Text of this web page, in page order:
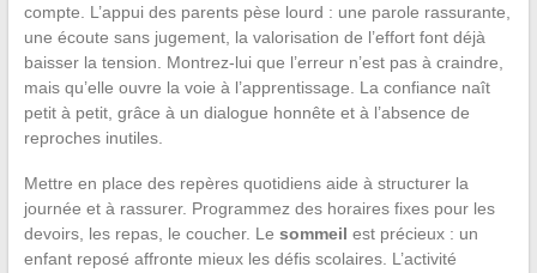
compte. L’appui des parents pèse lourd : une parole rassurante,
une écoute sans jugement, la valorisation de l’effort font déjà
baisser la tension. Montrez-lui que l’erreur n’est pas à craindre,
mais qu’elle ouvre la voie à l’apprentissage. La confiance naît
petit à petit, grâce à un dialogue honnête et à l’absence de
reproches inutiles.
Mettre en place des repères quotidiens aide à structurer la
journée et à rassurer. Programmez des horaires fixes pour les
devoirs, les repas, le coucher. Le sommeil est précieux : un
enfant reposé affronte mieux les défis scolaires. L’activité